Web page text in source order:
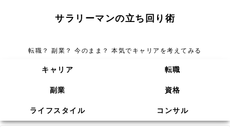
サラリーマンの立ち回り術
転職？ 副業？ 今のまま？ 本気でキャリアを考えてみる
キャリア 転職
副業 資格
ライフスタイル コンサル